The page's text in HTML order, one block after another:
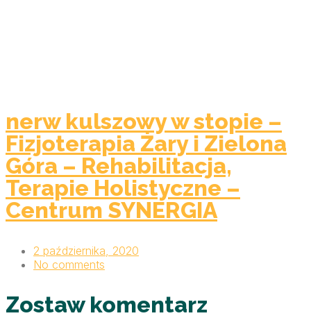
nerw kulszowy w stopie –
Fizjoterapia Żary i Zielona
Góra – Rehabilitacja,
Terapie Holistyczne –
Centrum SYNERGIA
2 października, 2020
No comments
Zostaw komentarz